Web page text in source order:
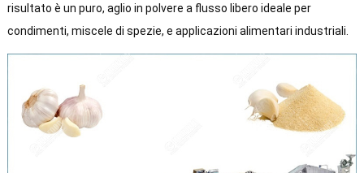
risultato è un puro, aglio in polvere a flusso libero ideale per
condimenti, miscele di spezie, e applicazioni alimentari industriali.